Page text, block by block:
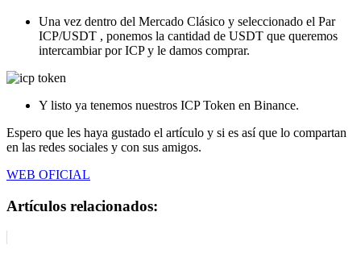
Una vez dentro del Mercado Clásico y seleccionado el Par
ICP/USDT , ponemos la cantidad de USDT que queremos
intercambiar por ICP y le damos comprar.
Y listo ya tenemos nuestros ICP Token en Binance.
Espero que les haya gustado el artículo y si es así que lo compartan
en las redes sociales y con sus amigos.
WEB OFICIAL
Artículos relacionados: